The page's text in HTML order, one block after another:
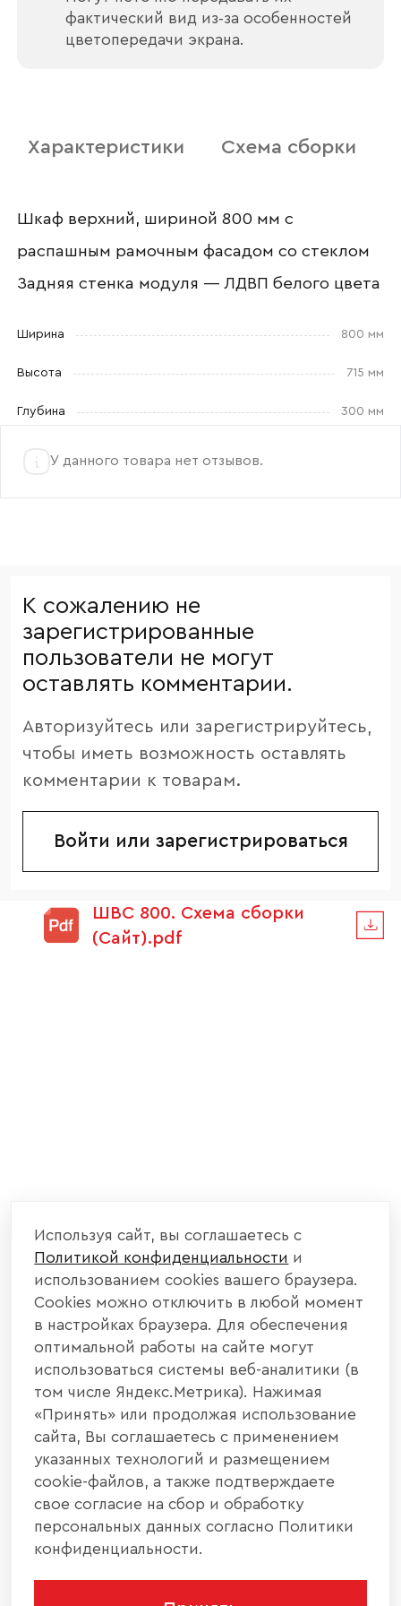
фактический вид из‑за особенностей
цветопередачи экрана.
Характеристики Схема сборки
Шкаф верхний, шириной 800 мм с
распашным рамочным фасадом со стеклом
Задняя стенка модуля — ЛДВП белого цвета
Ширина 800 мм
Высота 715 мм
Глубина 300 мм
У данного товара нет отзывов.
К сожалению не
зарегистрированные
пользователи не могут
оставлять комментарии.
Авторизуйтесь или зарегистрируйтесь,
чтобы иметь возможность оставлять
комментарии к товарам.
Войти или зарегистрироваться
ШВС 800. Схема сборки
(Сайт).pdf
Отправить
Согласен сполитикой конфиденциальности
Используя сайт, вы соглашаетесь с
Политикой конфиденциальности и
использованием cookies вашего браузера.
Cookies можно отключить в любой момент
в настройках браузера. Для обеспечения
оптимальной работы на сайте могут
использоваться системы веб-аналитики (в
том числе Яндекс.Метрика). Нажимая
«Принять» или продолжая использование
сайта, Вы соглашаетесь с применением
указанных технологий и размещением
cookie-файлов, а также подтверждаете
свое согласие на сбор и обработку
персональных данных согласно Политики
конфиденциальности.